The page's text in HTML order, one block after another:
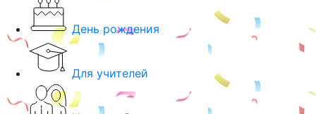
День рождения
Для учителей